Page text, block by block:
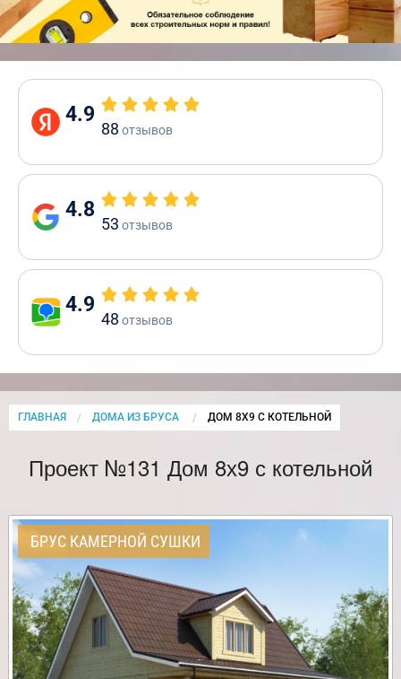
4.9
88 отзывов
4.8
53 отзывов
4.9
48 отзывов
ГЛАВНАЯ ДОМА ИЗ БРУСА CURRENT:
ДОМ 8Х9 С КОТЕЛЬНОЙ
Проект №131 Дом 8х9 с котельной
БРУС КАМЕРНОЙ СУШКИ